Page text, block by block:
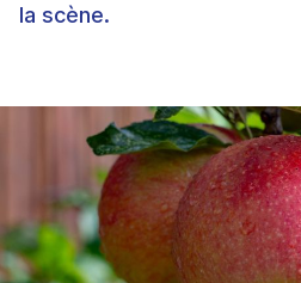
la scène.